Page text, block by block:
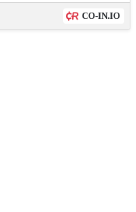
CO-IN.IO